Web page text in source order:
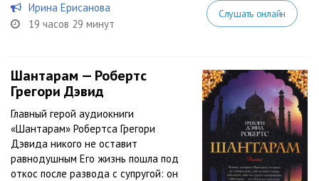
Ирина Ерисанова
19 часов 29 минут
Слушать онлайн
Шантарам — Робертс
Грегори Дэвид
Главный герой аудиокниги
«Шантарам» Робертса Грегори
Дэвида никого не оставит
равнодушным Его жизнь пошла под
откос после развода с супругой: он